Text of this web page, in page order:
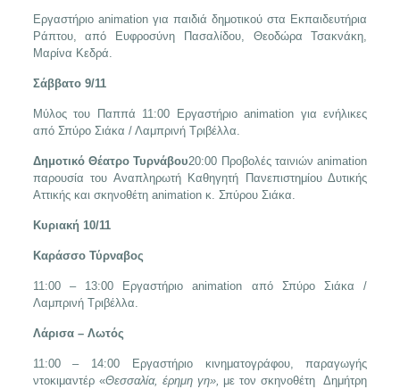
Εργαστήριο animation για παιδιά δημοτικού στα Εκπαιδευτήρια
Ράπτου, από Ευφροσύνη Πασαλίδου, Θεοδώρα Τσακνάκη,
Μαρίνα Κεδρά.
Σάββατο 9/11
Μύλος του Παππά 11:00 Εργαστήριο animation για ενήλικες
από Σπύρο Σιάκα / Λαμπρινή Τριβέλλα.
Δημοτικό Θέατρο Τυρνάβου20:00 Προβολές ταινιών animation
παρουσία του Αναπληρωτή Καθηγητή Πανεπιστημίου Δυτικής
Αττικής και σκηνοθέτη animation κ. Σπύρου Σιάκα.
Kυριακή 10/11
Καράσσο Τύρναβος
11:00 – 13:00 Εργαστήριο animation από Σπύρο Σιάκα /
Λαμπρινή Τριβέλλα.
Λάρισα – Λωτός
11:00 – 14:00 Εργαστήριο κινηματογράφου, παραγωγής
ντοκιμαντέρ «Θεσσαλία, έρημη γη», με τον σκηνοθέτη Δημήτρη